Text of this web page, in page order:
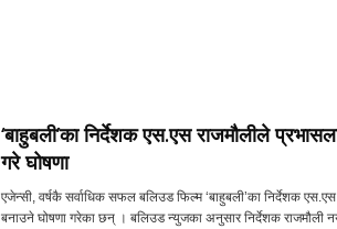
‘बाहुबली’का निर्देशक एस.एस राजमौलीले
गरे घोषणा
एजेन्सी, वर्षकै सर्वाधिक सफल बलिउड फिल्म ‘बाहुबली’का निर्देशक
बनाउने घोषणा गरेका छन् । बलिउड न्युजका अनुसार निर्देशक राजमौली